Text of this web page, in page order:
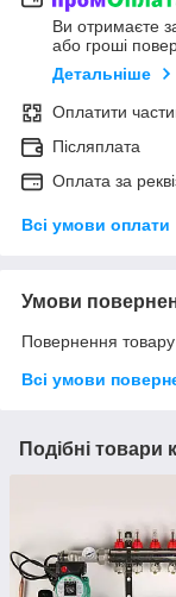
Ви отримаєте
або гроші
Детальніше
Оплатити
Післяплата
Оплата за
Всі умови оплати
Умови
Повернення
Всі умови
Подібні товари